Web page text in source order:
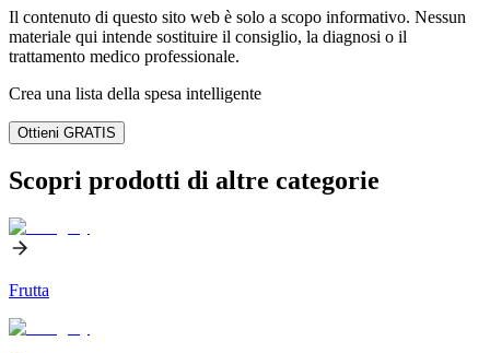
Il contenuto di questo sito web è solo a scopo informativo. Nessun
materiale qui intende sostituire il consiglio, la diagnosi o il
trattamento medico professionale.
Crea una lista della spesa intelligente
Ottieni GRATIS
Scopri prodotti di altre categorie
Frutta